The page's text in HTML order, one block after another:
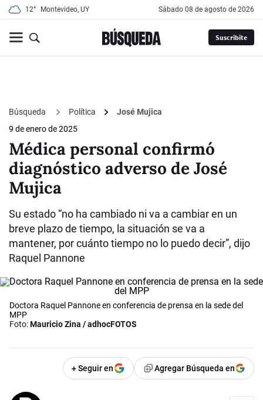
12° Montevideo, UY sábado 08 de agosto de 2026
Suscribite
Búsqueda Política
José Mujica
9 de enero de 2025
Médica personal confirmó
diagnóstico adverso de José
Mujica
Su estado “no ha cambiado ni va a cambiar en un
breve plazo de tiempo, la situación se va a
mantener, por cuánto tiempo no lo puedo decir”, dijo
Raquel Pannone
Doctora Raquel Pannone en conferencia de prensa en la sede del
MPP
Foto:Mauricio Zina / adhocFOTOS
+ Seguir en Agregar Búsqueda en